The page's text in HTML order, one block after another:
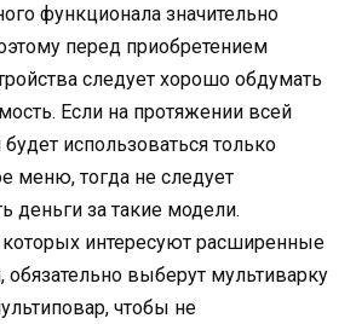
функционала значительно
перед приобретением
следует хорошо обдумать
Если на протяжении всей
будет использоваться только
меню, тогда не следует
деньги за такие модели.
которых интересуют расширенные
выберут мультиварку
чтобы не